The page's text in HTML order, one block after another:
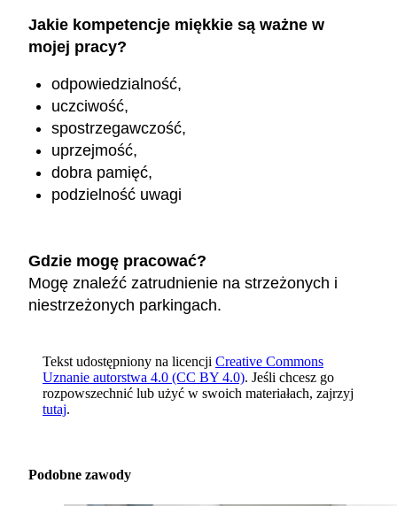
Jakie kompetencje miękkie są ważne w
mojej pracy?
odpowiedzialność,
uczciwość,
spostrzegawczość,
uprzejmość,
dobra pamięć,
podzielność uwagi
Gdzie mogę pracować?
Mogę znaleźć zatrudnienie na strzeżonych i
niestrzeżonych parkingach.
Tekst udostępniony na licencji Creative Commons
Uznanie autorstwa 4.0 (CC BY 4.0). Jeśli chcesz go
rozpowszechnić lub użyć w swoich materiałach, zajrzyj
tutaj.
Podobne zawody